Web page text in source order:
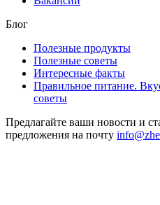
Блог
Полезные продукты
Полезные советы
Интересные факты
Правильное питание.
советы
Предлагайте ваши новости и
предложения на почту